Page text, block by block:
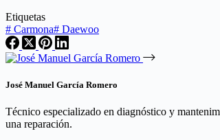
Etiquetas
# Carmona# Daewoo
José Manuel García Romero
Técnico especializado en diagnóstico y
una reparación.